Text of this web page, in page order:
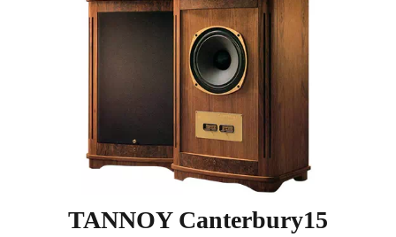
TANNOY Canterbury15